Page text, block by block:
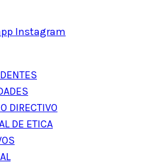
Instagram
DIRECTIVO
DE ETICA